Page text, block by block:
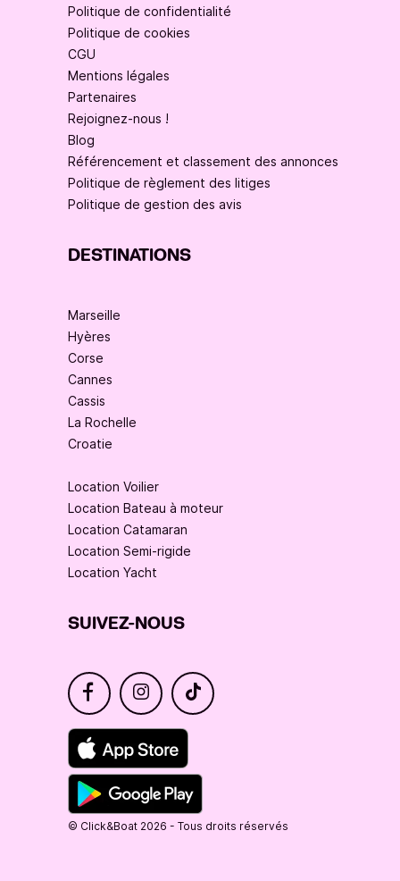
Politique de confidentialité
Politique de cookies
CGU
Mentions légales
Partenaires
Rejoignez-nous !
Blog
Référencement et classement des annonces
Politique de règlement des litiges
Politique de gestion des avis
DESTINATIONS
Marseille
Hyères
Corse
Cannes
Cassis
La Rochelle
Croatie
Location Voilier
Location Bateau à moteur
Location Catamaran
Location Semi-rigide
Location Yacht
SUIVEZ-NOUS
© Click&Boat 2026 - Tous droits réservés